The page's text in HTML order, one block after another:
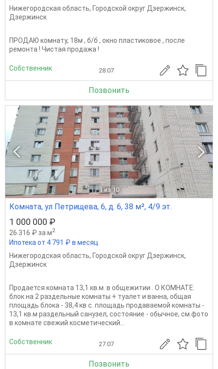
Нижегородская область, Городской округ Дзержинск,
Дзержинск
ПРОДАЮ комнату, 18м , б/б , окно пластиковое , после
ремонта ! Чистая продажа !
Собственник 28.07
Позвонить
1 из 10
Комната, ул Петрищева, 6, д. 6, 38 м², 4/9 эт.
1 000 000 ₽
26 316 ₽ за м2
Ипотека от 4 791 ₽ в месяц
Нижегородская область, Городской округ Дзержинск,
Дзержинск
Продается комната 13,1 кв.м. в общежитии . О КОМНАТЕ:
блок на 2 раздельные комнаты + туалет и ванна, общая
площадь блока - 38,4 кв с. площадь продаваемой комнаты -
13,1 кв.м раздельный санузел, состояние - обычное, см.фото
в комнате свежий косметический...
Собственник 27.07
Позвонить